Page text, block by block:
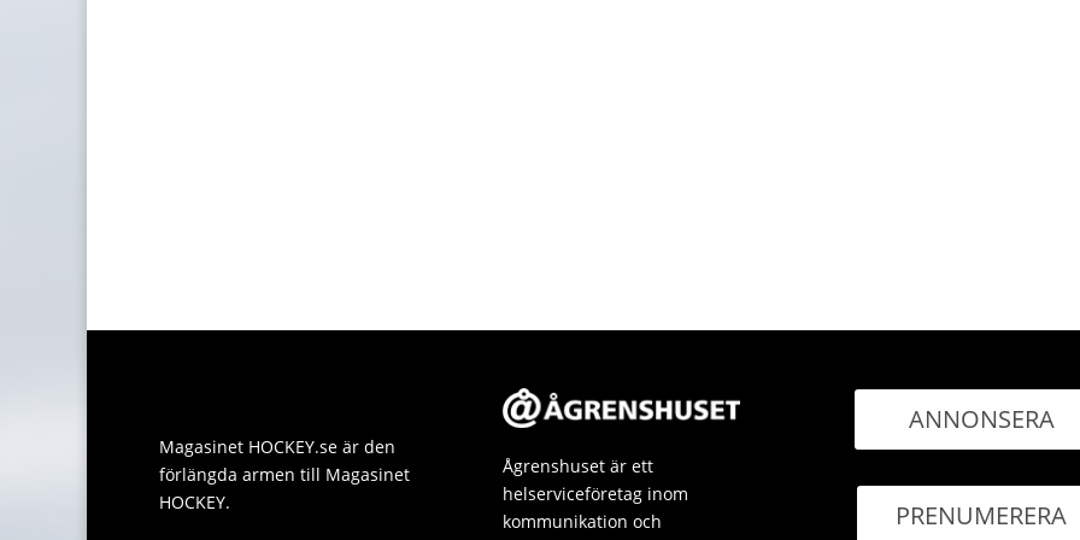
Magasinet HOCKEY.se är den
förlängda armen till Magasinet
HOCKEY.
Ågrenshuset är ett
helserviceföretag inom
kommunikation och
ANNONSERA
PRENUMERERA